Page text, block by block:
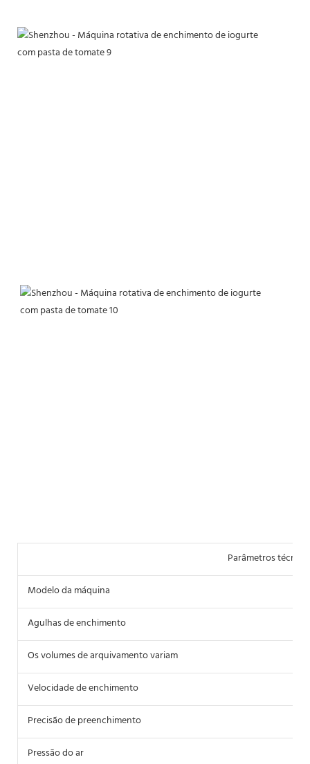
Parâmetros
Modelo da máquina
Agulhas de enchimento
Os volumes de arquivamento variam
Velocidade de enchimento
Precisão de preenchimento
Pressão do ar